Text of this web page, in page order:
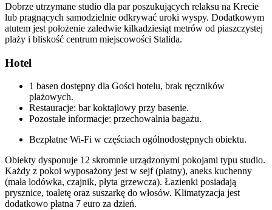
Dobrze utrzymane studio dla par poszukujących relaksu na Krecie
lub pragnących samodzielnie odkrywać uroki wyspy. Dodatkowym
atutem jest położenie zaledwie kilkadziesiąt metrów od piaszczystej
plaży i bliskość centrum miejscowości Stalida.
Hotel
1 basen dostępny dla Gości hotelu, brak ręczników
plażowych.
Restauracje: bar koktajlowy przy basenie.
Pozostałe informacje: przechowalnia bagażu.
Bezpłatne Wi-Fi w częściach ogólnodostępnych obiektu.
Obiekty dysponuje 12 skromnie urządzonymi pokojami typu studio.
Każdy z pokoi wyposażony jest w sejf (płatny), aneks kuchenny
(mała lodówka, czajnik, płyta grzewcza). Łazienki posiadają
prysznice, toaletę oraz suszarkę do włosów. Klimatyzacja jest
dodatkowo płatna 7 euro za dzień.